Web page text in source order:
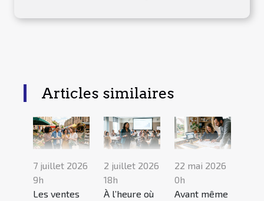
Articles similaires
7 juillet 2026
9h
Les ventes
2 juillet 2026
18h
À l’heure où
22 mai 2026
0h
Avant même